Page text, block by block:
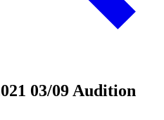
03/09 Audition